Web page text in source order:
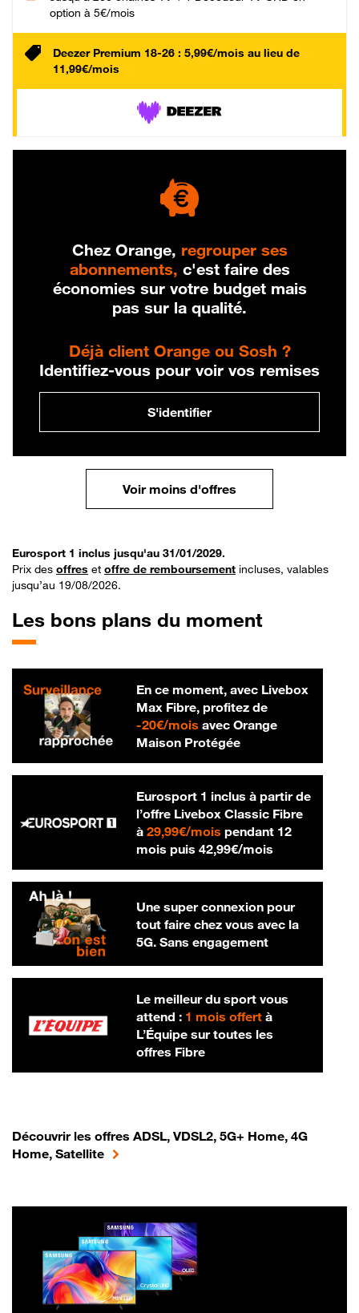
option à 5€/mois
Deezer Premium 18-26 : 5,99€/mois au lieu de
11,99€/mois
Chez Orange, regrouper ses
abonnements, c'est faire des
économies sur votre budget mais
pas sur la qualité.
Déjà client Orange ou Sosh ?
Identifiez-vous pour voir vos remises
S'identifier
Voir moins d'offres
Eurosport 1 inclus jusqu'au 31/01/2029.
Prix des offres et offre de remboursement incluses, valables
jusqu’au 19/08/2026.
Les bons plans du moment
En ce moment, avec Livebox
Max Fibre, profitez de
-20€/mois20 € par mois
avec Orange
Maison Protégée
Eurosport 1 inclus à partir de
l’offre Livebox Classic Fibre
à 29,99€/mois29,99 € par mois
pendant 12
mois puis 42,99€/mois42,99 € par
Une super connexion pour
tout faire chez vous avec la
5G. Sans engagement
Le meilleur du sport vous
attend : 1 mois offertà
L’Équipe sur toutes les
offres Fibre
Découvrir les offres ADSL, VDSL2, 5G+ Home, 4G
Home, Satellite